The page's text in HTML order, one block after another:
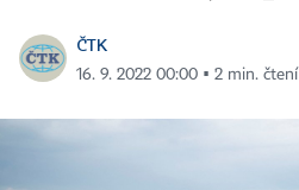
ČTK
16. 9. 2022 00:00 ▪ 2 min. čtení